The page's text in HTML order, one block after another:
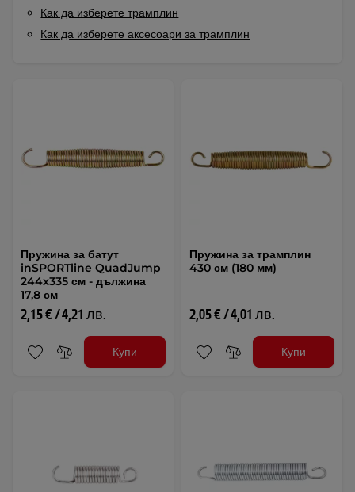
Как да изберете трамплин
Как да изберете аксесоари за трамплин
Пружина за батут
inSPORTline QuadJump
244x335 см - дължина
17,8 см
2,15 € / 4,21 лв.
Купи
Пружина за трамплин
430 см (180 мм)
2,05 € / 4,01 лв.
Купи